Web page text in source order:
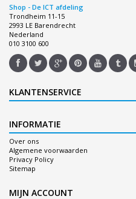
Shop - De ICT afdeling
Trondheim 11-15
2993 LE Barendrecht
Nederland
010 3100 600
KLANTENSERVICE
INFORMATIE
Over ons
Algemene voorwaarden
Privacy Policy
Sitemap
MIJN ACCOUNT